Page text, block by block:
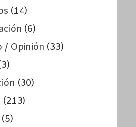
(14)
(6)
/ Opinión (33)
(30)
(213)
(5)